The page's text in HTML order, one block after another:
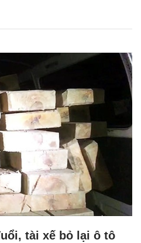
tài xế bỏ lại ô tô